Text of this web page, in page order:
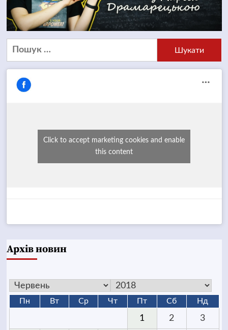
Пошук:
Click to accept marketing cookies and enable
this content
Архів новин
Пн Вт Ср Чт Пт Сб Нд
1 2 3